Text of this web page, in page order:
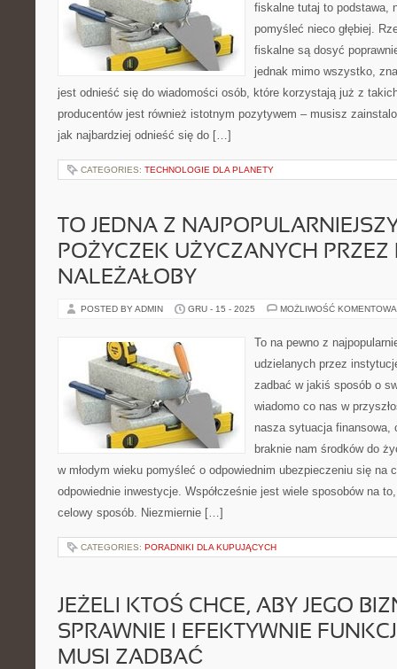
fiskalne tutaj to podstawa,
pomyśleć nieco głębiej.
fiskalne są dosyć
jednak mimo wszystko,
jest odnieść się do wiadomości osób, które korzystają już z
producentów jest również istotnym pozytywem – musisz
jak najbardziej odnieść się do […]
CATEGORIES: TECHNOLOGIE DLA PLANETY
TO JEDNA Z
POŻYCZEK UŻYCZANYCH PRZEZ
NALEŻAŁOBY
POSTED BY ADMIN GRU - 15 - 2025 MOŻLIWOŚĆ
To na pewno z
udzielanych przez
zadbać w jakiś sposób o
wiadomo co nas w
nasza sytuacja finansowa,
braknie nam środków do
w młodym wieku pomyśleć o odpowiednim ubezpieczeniu się na
odpowiednie inwestycje. Współcześnie jest wiele sposobów na
celowy sposób. Niezmiernie […]
CATEGORIES: PORADNIKI DLA KUPUJĄCYCH
JEŻELI KTOŚ CHCE, ABY JEGO
SPRAWNIE I EFEKTYWNIE
MUSI ZADBAĆ